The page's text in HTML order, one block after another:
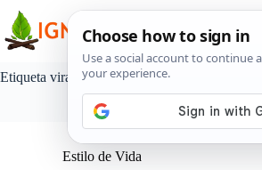
contenido
Etiqueta viral
Estilo de Vida